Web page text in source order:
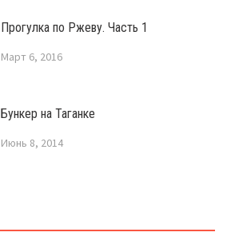
Прогулка по Ржеву. Часть 1
Март 6, 2016
Бункер на Таганке
Июнь 8, 2014